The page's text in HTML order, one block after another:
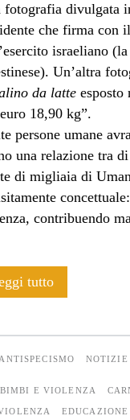
fotografia divulgata
che firma con
israeliano
Un’altra
da latteesposto
18,90 kg”.
persone umane
una relazione tra
di migliaia di
contribuendo
tuttoLa
sorrisi
ANTISPECISMO NOTIZIE
BIMBI E VIOLENZA